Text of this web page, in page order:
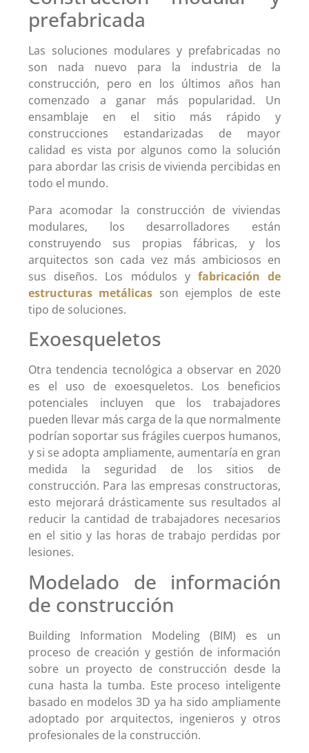
prefabricada
Las soluciones modulares y prefabricadas no
son nada nuevo para la industria de la
construcción, pero en los últimos años han
comenzado a ganar más popularidad. Un
ensamblaje en el sitio más rápido y
construcciones estandarizadas de mayor
calidad es vista por algunos como la solución
para abordar las crisis de vivienda percibidas en
todo el mundo.
Para acomodar la construcción de viviendas
modulares, los desarrolladores están
construyendo sus propias fábricas, y los
arquitectos son cada vez más ambiciosos en
sus diseños. Los módulos y fabricación de
estructuras metálicas son ejemplos de este
tipo de soluciones.
Exoesqueletos
Otra tendencia tecnológica a observar en 2020
es el uso de exoesqueletos. Los beneficios
potenciales incluyen que los trabajadores
pueden llevar más carga de la que normalmente
podrían soportar sus frágiles cuerpos humanos,
y si se adopta ampliamente, aumentaría en gran
medida la seguridad de los sitios de
construcción. Para las empresas constructoras,
esto mejorará drásticamente sus resultados al
reducir la cantidad de trabajadores necesarios
en el sitio y las horas de trabajo perdidas por
lesiones.
Modelado de información
de construcción
Building Information Modeling (BIM) es un
proceso de creación y gestión de información
sobre un proyecto de construcción desde la
cuna hasta la tumba. Este proceso inteligente
basado en modelos 3D ya ha sido ampliamente
adoptado por arquitectos, ingenieros y otros
profesionales de la construcción.